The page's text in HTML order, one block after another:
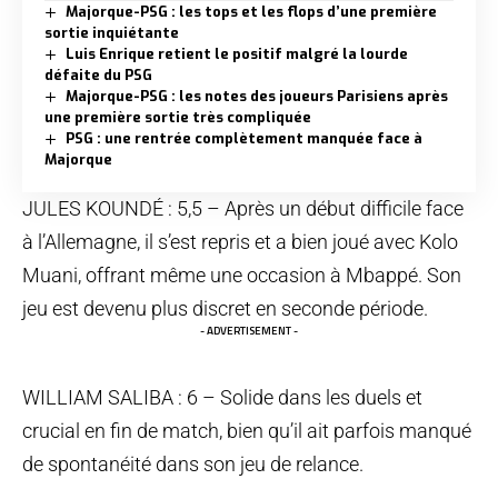
Majorque-PSG : les tops et les flops d’une première
sortie inquiétante
Luis Enrique retient le positif malgré la lourde
défaite du PSG
Majorque-PSG : les notes des joueurs Parisiens après
une première sortie très compliquée
PSG : une rentrée complètement manquée face à
Majorque
JULES KOUNDÉ : 5,5 – Après un début difficile face
à l’Allemagne, il s’est repris et a bien joué avec Kolo
Muani, offrant même une occasion à Mbappé. Son
jeu est devenu plus discret en seconde période.
- ADVERTISEMENT -
WILLIAM SALIBA : 6 – Solide dans les duels et
crucial en fin de match, bien qu’il ait parfois manqué
de spontanéité dans son jeu de relance.